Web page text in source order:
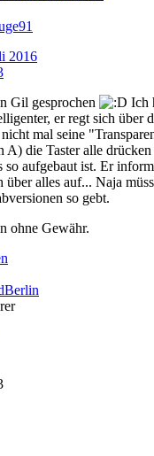
2016
Gil gesprochen
Ich
er regt sich über
mal seine
A) die Taster alle
so aufgebaut ist. Er
über alles auf... Naja
so gebt.
ohne Gewähr.